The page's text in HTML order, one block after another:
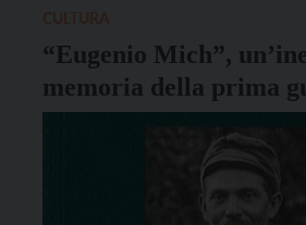
“Eugenio Mich”,
memoria della prima
mondiale si presenta